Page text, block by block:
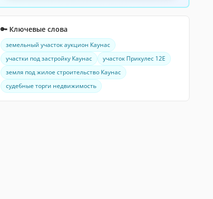
🔑 Ключевые слова
земельный участок аукцион Каунас
участки под застройку Каунас
участок Прикулес 12Е
земля под жилое строительство Каунас
судебные торги недвижимость